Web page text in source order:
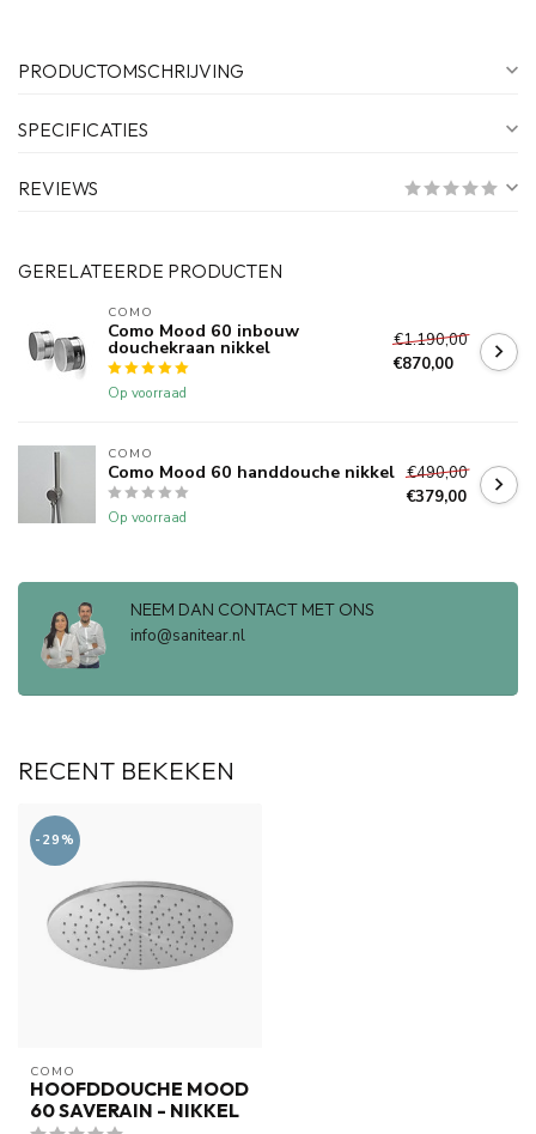
PRODUCTOMSCHRIJVING
SPECIFICATIES
REVIEWS
GERELATEERDE PRODUCTEN
COMO
Como Mood 60 inbouw
douchekraan nikkel
Op voorraad
€1.190,00
€870,00
COMO
Como Mood 60 handdouche nikkel
Op voorraad
€490,00
€379,00
NEEM DAN CONTACT MET ONS
info@sanitear.nl
RECENT BEKEKEN
-29%
COMO
HOOFDDOUCHE MOOD
60 SAVERAIN - NIKKEL